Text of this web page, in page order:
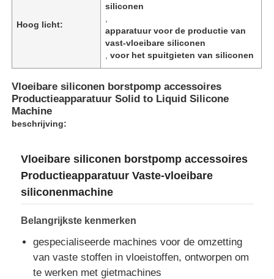
Hoog licht:
siliconen
apparatuur voor de productie van
vast-vloeibare siliconen
,voor het spuitgieten van siliconen
Vloeibare siliconen borstpomp accessoires
Productieapparatuur Solid to Liquid Silicone
Machine
beschrijving:
Vloeibare siliconen borstpomp accessoires
Productieapparatuur Vaste-vloeibare
siliconenmachine
Belangrijkste kenmerken
gespecialiseerde machines voor de omzetting
van vaste stoffen in vloeistoffen, ontworpen om
te werken met gietmachines